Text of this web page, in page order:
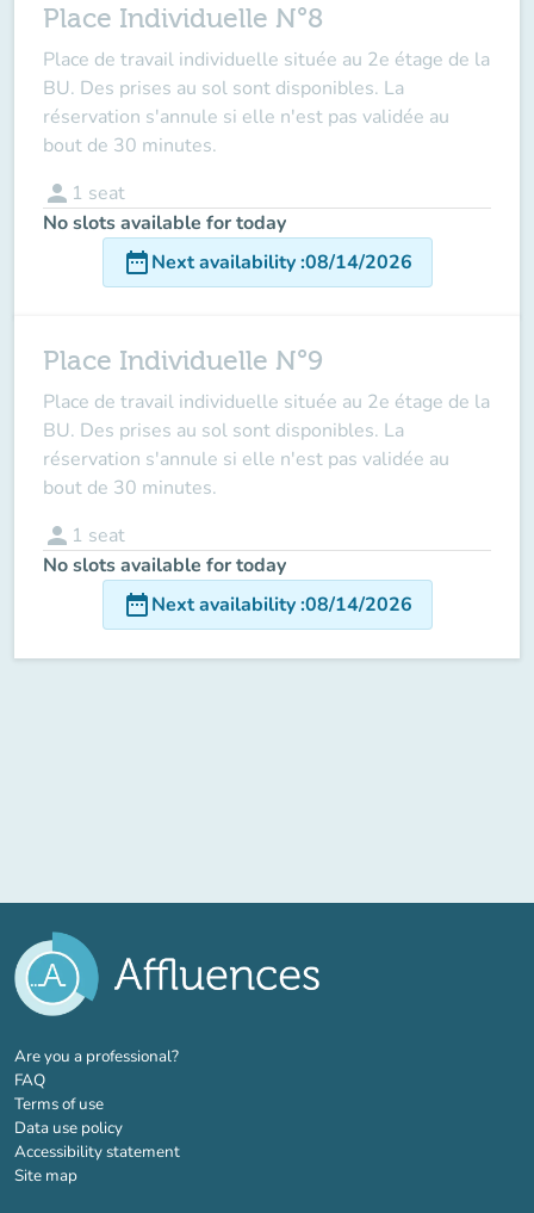
Place Individuelle N°8
Place de travail individuelle située au 2e étage de la
BU. Des prises au sol sont disponibles. La
réservation s'annule si elle n'est pas validée au
bout de 30 minutes.
person 1 seat
No slots available for today
date_rangeNext availability:08/14/2026
Place Individuelle N°9
Place de travail individuelle située au 2e étage de la
BU. Des prises au sol sont disponibles. La
réservation s'annule si elle n'est pas validée au
bout de 30 minutes.
person 1 seat
No slots available for today
date_rangeNext availability:08/14/2026
Are you a professional?(new tab)
FAQ
Terms of use
Data use policy
Accessibility statement
Site map